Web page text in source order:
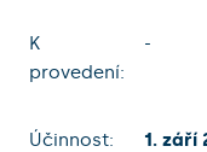
K
provedení:
-
Účinnost: 1. září